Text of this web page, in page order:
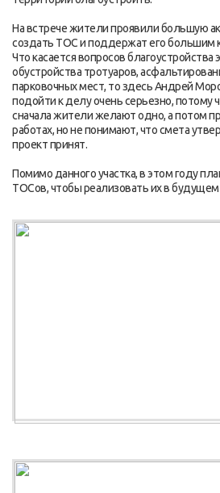
На встрече жители проявили большую
создать ТОС и поддержат его большим
Что касается вопросов благоустройства
обустройства тротуаров,
парковочных мест, то здесь Андрей
подойти к делу очень серьезно, потому
сначала жители желают одно, а потом
работах, но не понимают, что смета
проект принят.
Помимо данного участка, в этом году
ТОСов, чтобы реализовать их в будущем